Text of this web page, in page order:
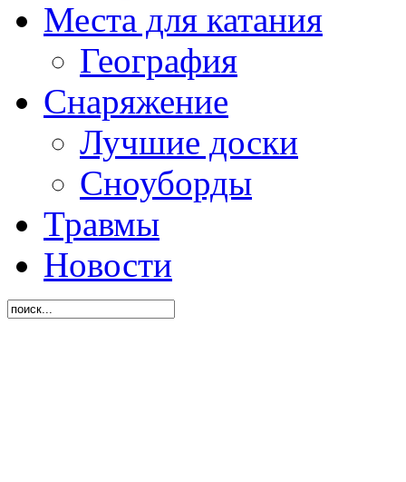
Места для катания
География
Снаряжение
Лучшие доски
Сноуборды
Травмы
Новости